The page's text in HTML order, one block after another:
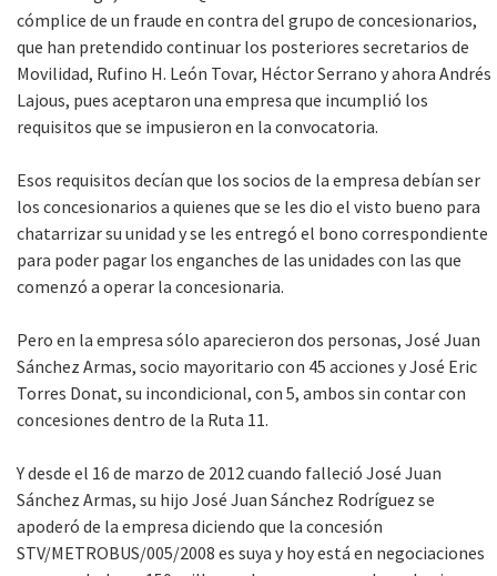
cómplice de un fraude en contra del grupo de concesionarios,
que han pretendido continuar los posteriores secretarios de
Movilidad, Rufino H. León Tovar, Héctor Serrano y ahora Andrés
Lajous, pues aceptaron una empresa que incumplió los
requisitos que se impusieron en la convocatoria.
Esos requisitos decían que los socios de la empresa debían ser
los concesionarios a quienes que se les dio el visto bueno para
chatarrizar su unidad y se les entregó el bono correspondiente
para poder pagar los enganches de las unidades con las que
comenzó a operar la concesionaria.
Pero en la empresa sólo aparecieron dos personas, José Juan
Sánchez Armas, socio mayoritario con 45 acciones y José Eric
Torres Donat, su incondicional, con 5, ambos sin contar con
concesiones dentro de la Ruta 11.
Y desde el 16 de marzo de 2012 cuando falleció José Juan
Sánchez Armas, su hijo José Juan Sánchez Rodríguez se
apoderó de la empresa diciendo que la concesión
STV/METROBUS/005/2008 es suya y hoy está en negociaciones